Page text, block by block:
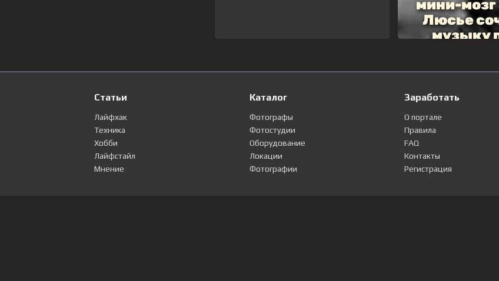
Статьи
Лайфхак
Техника
Хобби
Лайфстайл
Мнение
Каталог
Фотографы
Фотостудии
Оборудование
Локации
Фотографии
Заработать
О портале
Правила
FAQ
Контакты
Регистрация